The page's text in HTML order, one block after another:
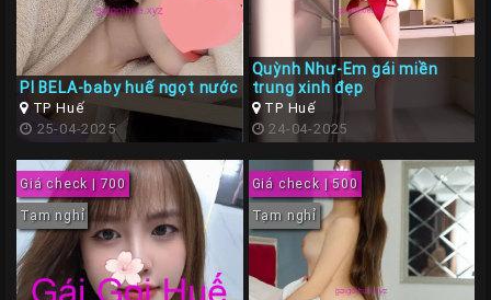
PI BELA-baby huế ngọt nước
TP Huế
25-04-2025
Quỳnh Như-Em gái miền
trung xinh đẹp
TP Huế
24-04-2025
Giá check | 700
Tạm nghỉ
Giá check | 500
Tạm nghỉ